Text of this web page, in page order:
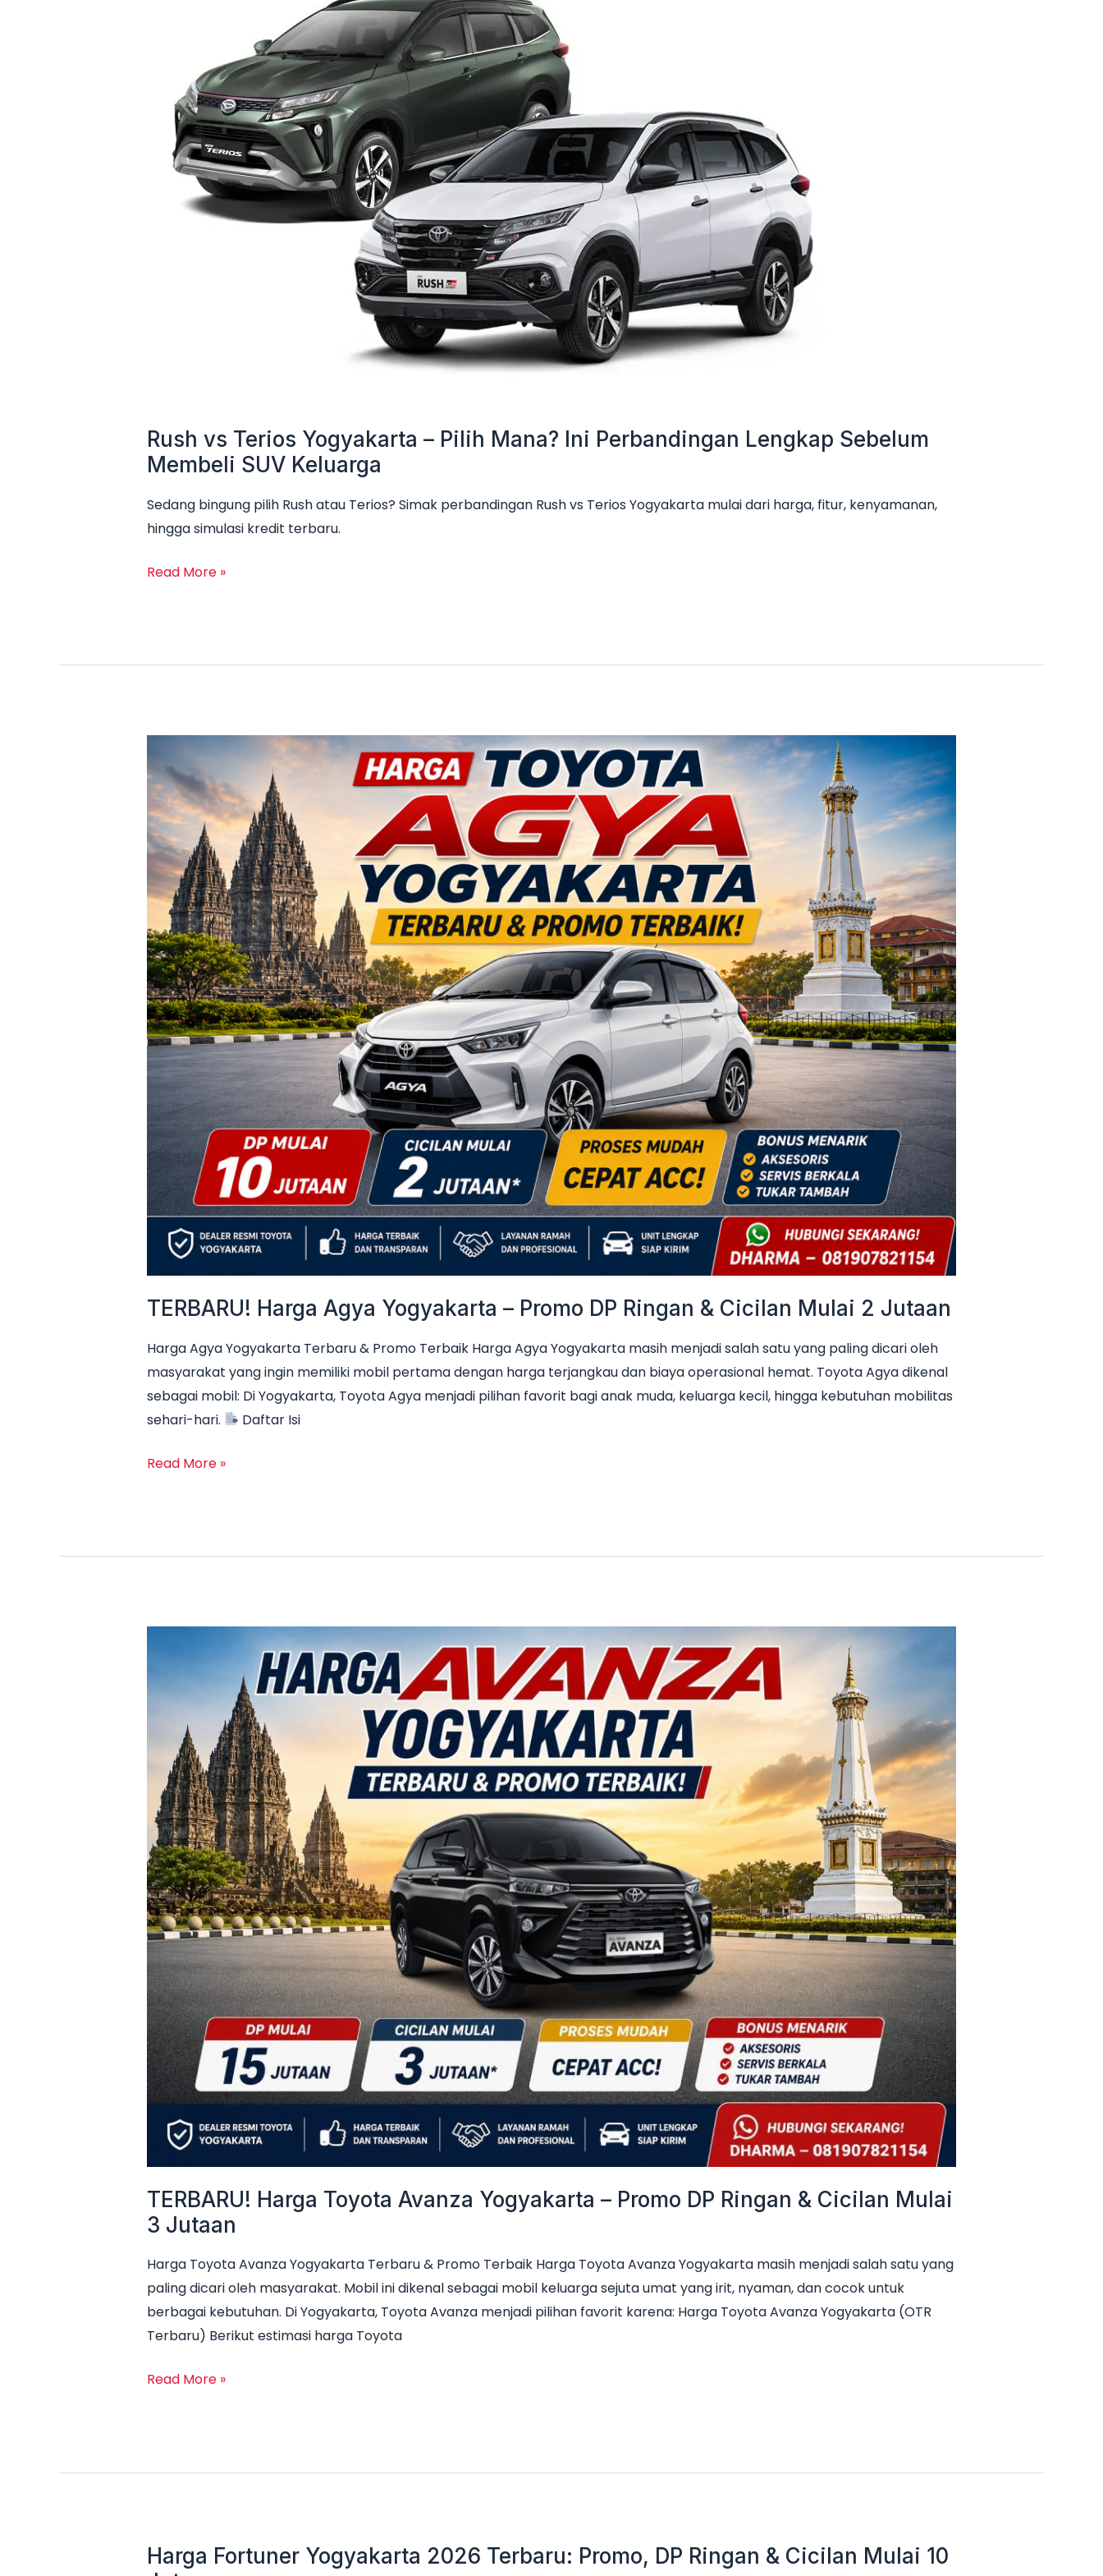
Rush vs Terios Yogyakarta – Pilih Mana? Ini Perbandingan Lengkap Sebelum
Membeli SUV Keluarga
Sedang bingung pilih Rush atau Terios? Simak perbandingan Rush vs Terios Yogyakarta mulai dari harga, fitur, kenyamanan,
hingga simulasi kredit terbaru.
Mana?
Perbandingan
Lengkap
Sebelum
Membeli
Read More »
TERBARU! Harga Agya Yogyakarta – Promo DP Ringan & Cicilan Mulai 2 Jutaan
Harga Agya Yogyakarta Terbaru & Promo Terbaik Harga Agya Yogyakarta masih menjadi salah satu yang paling dicari oleh
masyarakat yang ingin memiliki mobil pertama dengan harga terjangkau dan biaya operasional hemat. Toyota Agya dikenal
sebagai mobil: Di Yogyakarta, Toyota Agya menjadi pilihan favorit bagi anak muda, keluarga kecil, hingga kebutuhan mobilitas
sehari-hari.
Daftar Isi
TERBARU!
Harga
Agya
Yogyakarta
–
Promo
DP
Ringan
&
Cicilan
Mulai
2
Jutaan
Read More »
TERBARU! Harga Toyota Avanza Yogyakarta – Promo DP Ringan & Cicilan Mulai
3 Jutaan
Harga Toyota Avanza Yogyakarta Terbaru & Promo Terbaik Harga Toyota Avanza Yogyakarta masih menjadi salah satu yang
paling dicari oleh masyarakat. Mobil ini dikenal sebagai mobil keluarga sejuta umat yang irit, nyaman, dan cocok untuk
berbagai kebutuhan. Di Yogyakarta, Toyota Avanza menjadi pilihan favorit karena: Harga Toyota Avanza Yogyakarta (OTR
Terbaru) Berikut estimasi harga Toyota
Harga
Toyota
Avanza
Yogyakarta
Promo
DP
Ringan
&
Cicilan
Mulai
3
Jutaan
Read More »
Harga Fortuner Yogyakarta 2026 Terbaru: Promo, DP Ringan & Cicilan Mulai 10
Harga